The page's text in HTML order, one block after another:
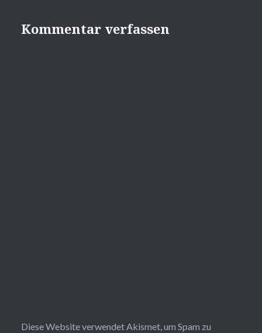
Kommentar verfassen
Diese Website verwendet Akismet, um Spam zu